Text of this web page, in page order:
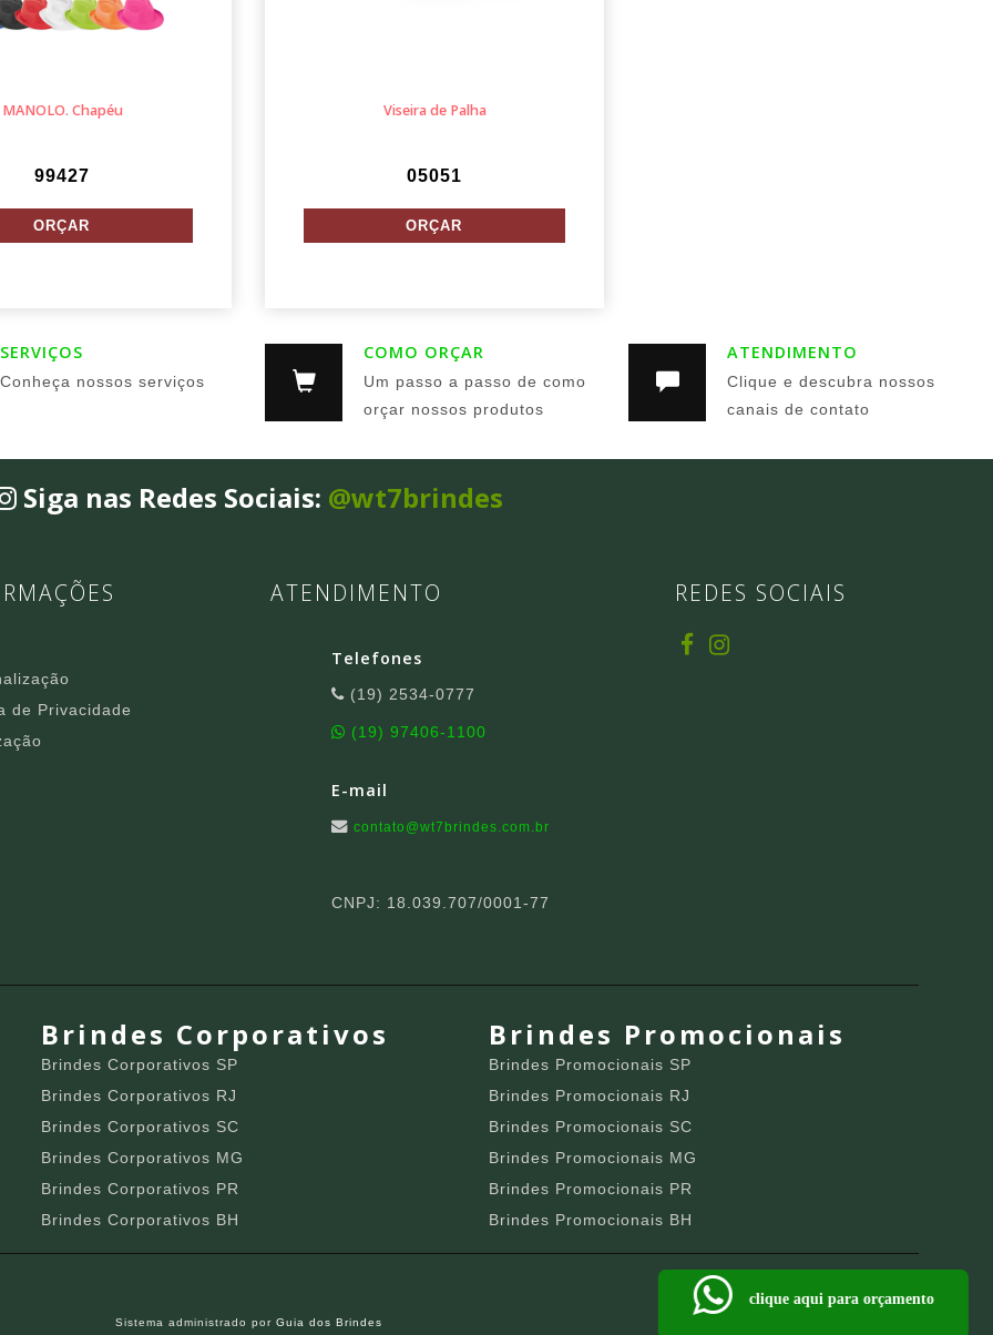
MANOLO. Chapéu
99427
Viseira de Palha
05051
SERVIÇOS
Conheça nossos serviços
COMO ORÇAR
Um passo a passo de como
orçar nossos produtos
ATENDIMENTO
Clique e descubra nossos
canais de contato
Siga nas Redes Sociais: @wt7brindes
de Privacidade
ATENDIMENTO
Telefones
(19) 2534-0777
(19) 97406-1100
E-mail
contato@wt7brindes.com.br
CNPJ: 18.039.707/0001-77
REDES SOCIAIS
Brindes Corporativos
Brindes Corporativos SP
Brindes Corporativos RJ
Brindes Corporativos SC
Brindes Corporativos MG
Brindes Corporativos PR
Brindes Corporativos BH
Brindes Promocionais
Brindes Promocionais SP
Brindes Promocionais RJ
Brindes Promocionais SC
Brindes Promocionais MG
Brindes Promocionais PR
Brindes Promocionais BH
Sistema administrado por Guia dos Brindes
clique aqui para orçamento